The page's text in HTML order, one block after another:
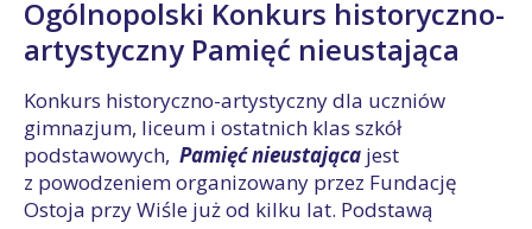
Ogólnopolski Konkurs historyczno-
artystyczny Pamięć nieustająca
Konkurs historyczno-artystyczny dla uczniów
gimnazjum, liceum i ostatnich klas szkół
podstawowych, Pamięć nieustająca jest
z powodzeniem organizowany przez Fundację
Ostoja przy Wiśle już od kilku lat. Podstawą